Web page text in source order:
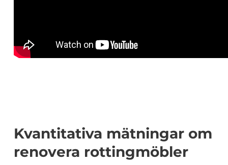
Kvantitativa mätningar om
renovera rottingmöbler